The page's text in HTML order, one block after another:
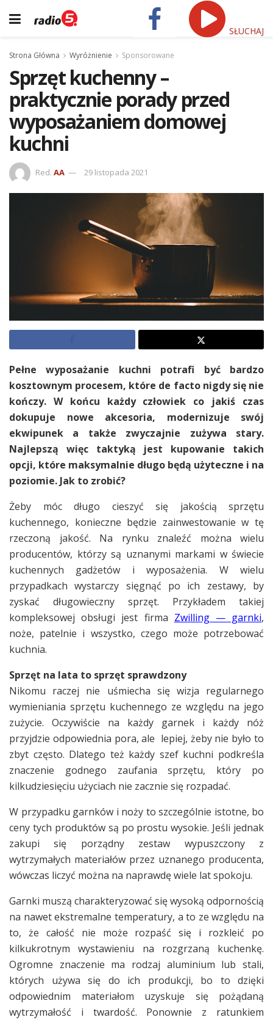
SŁUCHAJ
Strona Główna Wyróżnienie Sponsorowane
Sprzęt kuchenny –
praktycznie porady przed
wyposażaniem domowej
kuchni
Red. AA 29 listopada 2021
Pełne wyposażanie kuchni potrafi być bardzo
kosztownym procesem, które de facto nigdy się nie
kończy. W końcu każdy człowiek co jakiś czas
dokupuje nowe akcesoria, modernizuje swój
ekwipunek a także zwyczajnie zużywa stary.
Najlepszą więc taktyką jest kupowanie takich
opcji, które maksymalnie długo będą użyteczne i na
poziomie. Jak to zrobić?
Żeby móc długo cieszyć się jakością sprzętu
kuchennego, konieczne będzie zainwestowanie w tę
rzeczoną jakość. Na rynku znaleźć można wielu
producentów, którzy są uznanymi markami w świecie
kuchennych gadżetów i wyposażenia. W wielu
przypadkach wystarczy sięgnąć po ich zestawy, by
zyskać długowieczny sprzęt. Przykładem takiej
kompleksowej obsługi jest firma Zwilling — garnki,
noże, patelnie i wszystko, czego może potrzebować
kuchnia.
Sprzęt na lata to sprzęt sprawdzony
Nikomu raczej nie uśmiecha się wizja regularnego
wymieniania sprzętu kuchennego ze względu na jego
zużycie. Oczywiście na każdy garnek i każdy nóż
przyjdzie odpowiednia pora, ale lepiej, żeby nie było to
zbyt często. Dlatego też każdy szef kuchni podkreśla
znaczenie godnego zaufania sprzętu, który po
kilkudziesięciu użyciach nie zacznie się rozpadać.
W przypadku garnków i noży to szczególnie istotne, bo
ceny tych produktów są po prostu wysokie. Jeśli jednak
zakupi się porządny zestaw wypuszczony z
wytrzymałych materiałów przez uznanego producenta,
wówczas liczyć można na naprawdę wiele lat spokoju.
Garnki muszą charakteryzować się wysoką odpornością
na nawet ekstremalne temperatury, a to ze względu na
to, że całość nie może rozpaść się i rozkleić po
kilkukrotnym wystawieniu na rozgrzaną kuchenkę.
Ogromne znaczenie ma rodzaj aluminium lub stali,
których używa się do ich produkcji, bo to dzięki
odpowiednim materiałom uzyskuje się pożądaną
wytrzymałość i twardość. Ponownie z ratunkiem